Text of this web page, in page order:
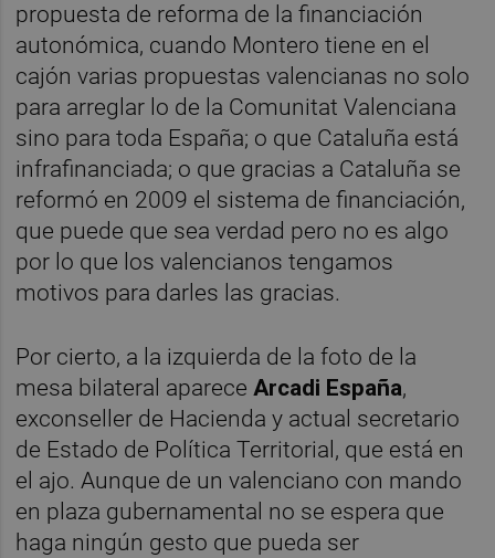
propuesta de reforma de la financiación
autonómica, cuando Montero tiene en el
cajón varias propuestas valencianas no solo
para arreglar lo de la Comunitat Valenciana
sino para toda España; o que Cataluña está
infrafinanciada; o que gracias a Cataluña se
reformó en 2009 el sistema de financiación,
que puede que sea verdad pero no es algo
por lo que los valencianos tengamos
motivos para darles las gracias.
Por cierto, a la izquierda de la foto de la
mesa bilateral aparece Arcadi España,
exconseller de Hacienda y actual secretario
de Estado de Política Territorial, que está en
el ajo. Aunque de un valenciano con mando
en plaza gubernamental no se espera que
haga ningún gesto que pueda ser